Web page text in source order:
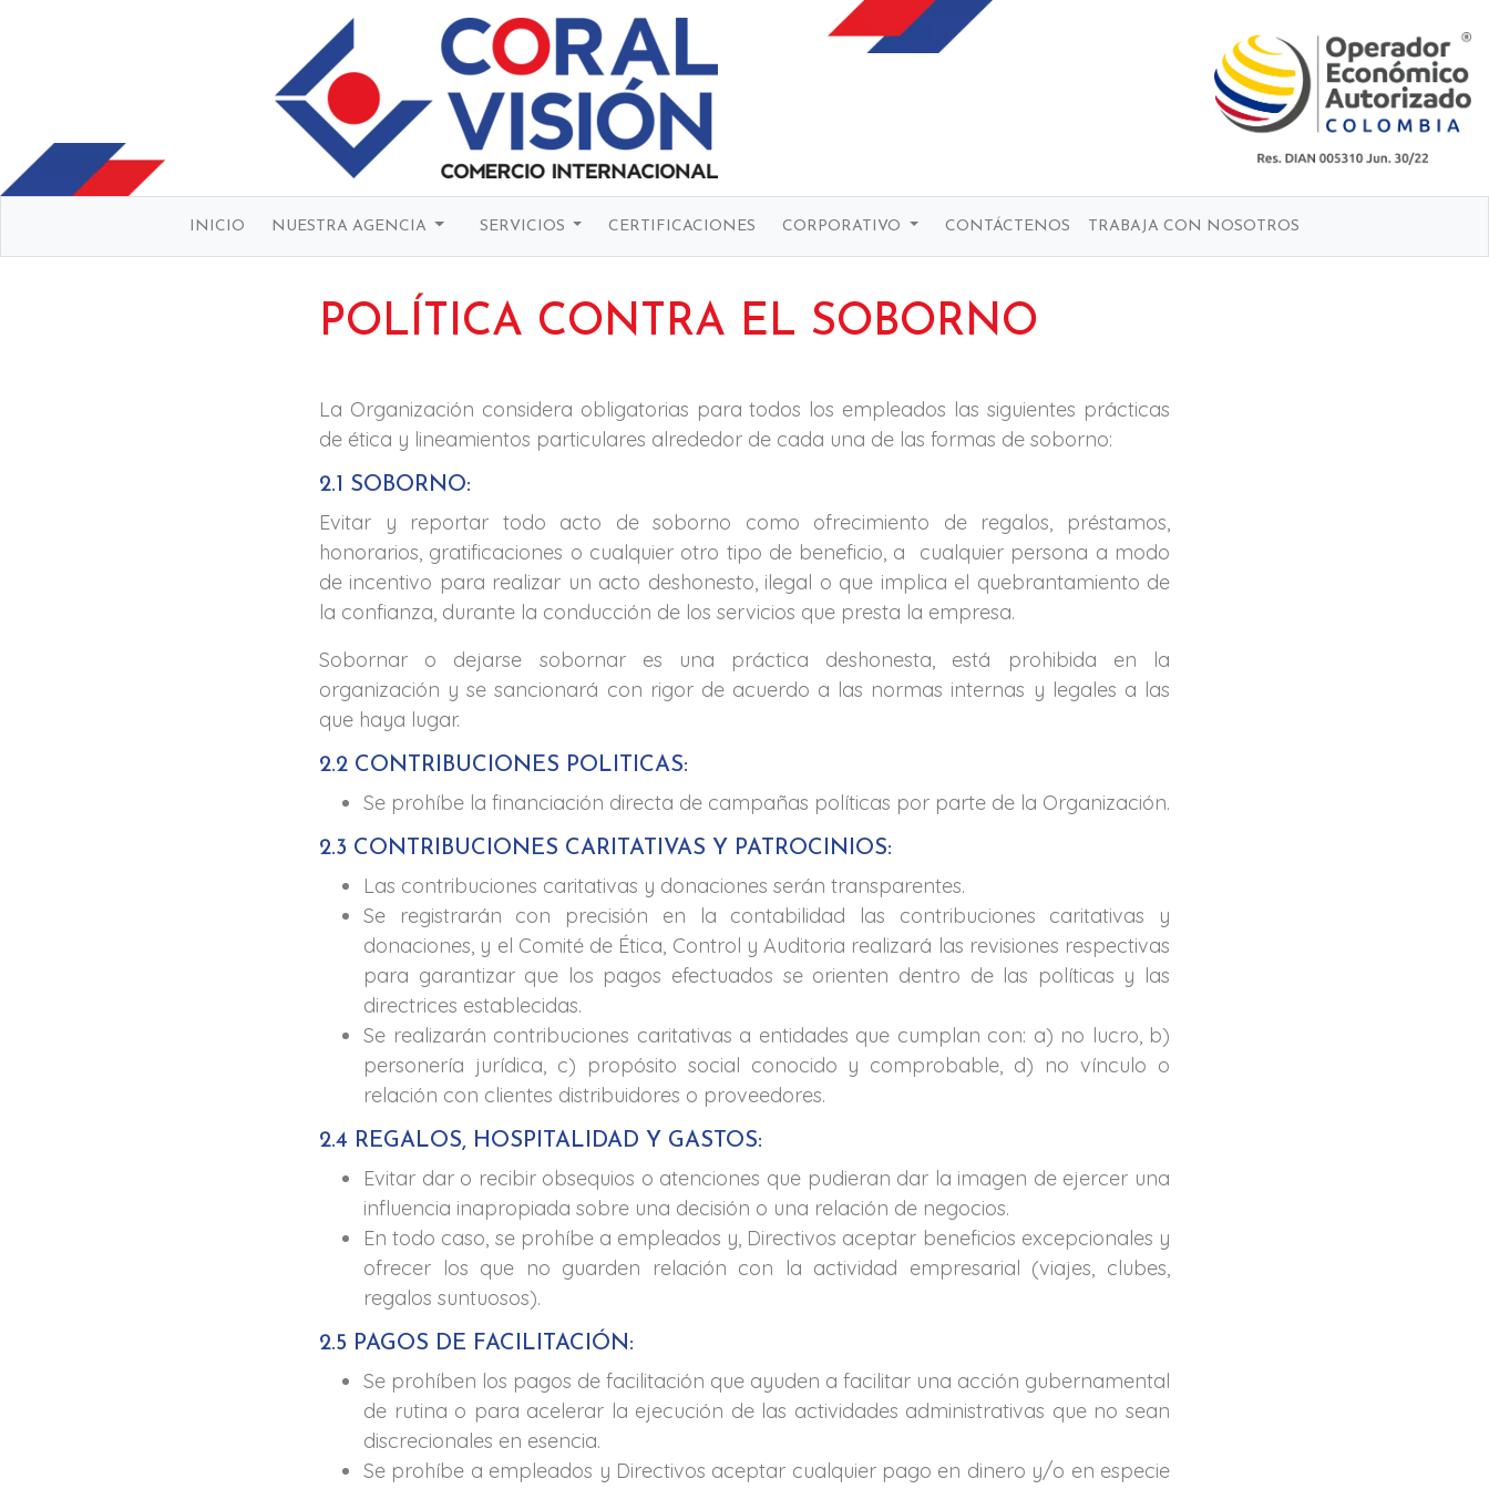
INICIO NUESTRA AGENCIA SERVICIOS CERTIFICACIONES CORPORATIVO CONTÁCTENOS TRABAJA CON NOSOTROS
POLÍTICA CONTRA EL SOBORNO
La Organización considera obligatorias para todos los empleados las siguientes prácticas
de ética y lineamientos particulares alrededor de cada una de las formas de soborno:
2.1 SOBORNO:
Evitar y reportar todo acto de soborno como ofrecimiento de regalos, préstamos,
honorarios, gratificaciones o cualquier otro tipo de beneficio, a cualquier persona a modo
de incentivo para realizar un acto deshonesto, ilegal o que implica el quebrantamiento de
la confianza, durante la conducción de los servicios que presta la empresa.
Sobornar o dejarse sobornar es una práctica deshonesta, está prohibida en la
organización y se sancionará con rigor de acuerdo a las normas internas y legales a las
que haya lugar.
2.2 CONTRIBUCIONES POLITICAS:
Se prohíbe la financiación directa de campañas políticas por parte de la Organización.
2.3 CONTRIBUCIONES CARITATIVAS Y PATROCINIOS:
Las contribuciones caritativas y donaciones serán transparentes.
Se registrarán con precisión en la contabilidad las contribuciones caritativas y
donaciones, y el Comité de Ética, Control y Auditoria realizará las revisiones respectivas
para garantizar que los pagos efectuados se orienten dentro de las políticas y las
directrices establecidas.
Se realizarán contribuciones caritativas a entidades que cumplan con: a) no lucro, b)
personería jurídica, c) propósito social conocido y comprobable, d) no vínculo o
relación con clientes distribuidores o proveedores.
2.4 REGALOS, HOSPITALIDAD Y GASTOS:
Evitar dar o recibir obsequios o atenciones que pudieran dar la imagen de ejercer una
influencia inapropiada sobre una decisión o una relación de negocios.
En todo caso, se prohíbe a empleados y, Directivos aceptar beneficios excepcionales y
ofrecer los que no guarden relación con la actividad empresarial (viajes, clubes,
regalos suntuosos).
2.5 PAGOS DE FACILITACIÓN:
Se prohíben los pagos de facilitación que ayuden a facilitar una acción gubernamental
de rutina o para acelerar la ejecución de las actividades administrativas que no sean
discrecionales en esencia.
Se prohíbe a empleados y Directivos aceptar cualquier pago en dinero y/o en especie